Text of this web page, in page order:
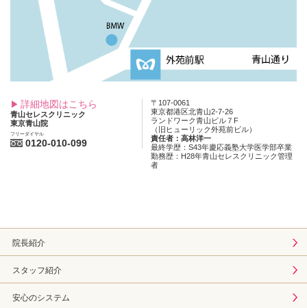
詳細地図はこちら
青山セレスクリニック
東京青山院
フリーダイヤル
0120-010-099
〒107-0061
東京都港区北青山2-7-26
ランドワーク青山ビル７F
（旧ヒューリック外苑前ビル）
責任者：高林洋一
最終学歴：S43年慶応義塾大学医学部卒業
勤務歴：H28年青山セレスクリニック管理
者
院長紹介
スタッフ紹介
安心のシステム